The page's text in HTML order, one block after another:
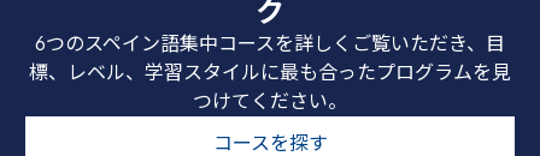
ク
6つのスペイン語集中コースを詳しくご覧いただき、目
標、レベル、学習スタイルに最も合ったプログラムを見
つけてください。
コースを探す